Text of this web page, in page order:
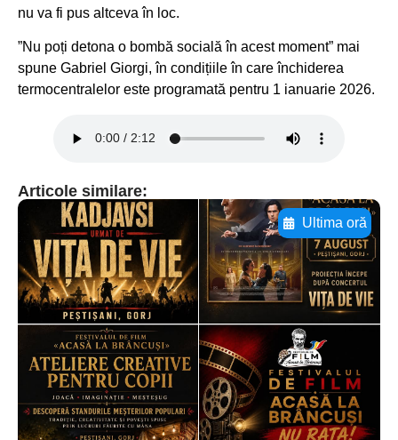
nu va fi pus altceva în loc.
”Nu poți detona o bombă socială în acest moment” mai
spune Gabriel Giorgi, în condițiile în care închiderea
termocentralelor este programată pentru 1 ianuarie 2026.
Articole similare:
Ultima oră
Adaugă aici textul pentru
subtitluAdaugă aici
textul pentru
subtitluAdaugă aici
textul pentru
subtitluAdaugă aici
textul pentru subti